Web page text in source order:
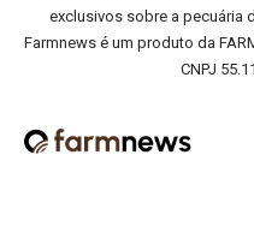
exclusivos sobre a pecuária
Farmnews é um produto da
CNPJ